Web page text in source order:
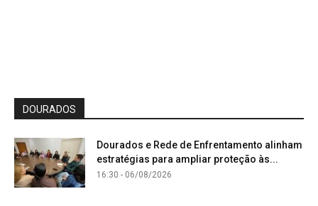
DOURADOS
Dourados e Rede de Enfrentamento alinham
estratégias para ampliar proteção às...
16:30 - 06/08/2026